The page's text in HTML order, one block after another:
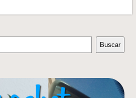
Buscar